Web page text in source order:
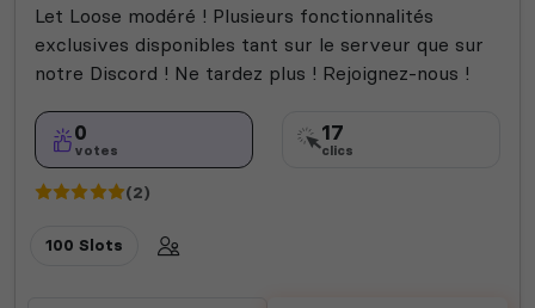
Let Loose modéré ! Plusieurs fonctionnalités
exclusives disponibles tant sur le serveur que sur
notre Discord ! Ne tardez plus ! Rejoignez-nous !
0
votes
17
clics
(2)
100 Slots